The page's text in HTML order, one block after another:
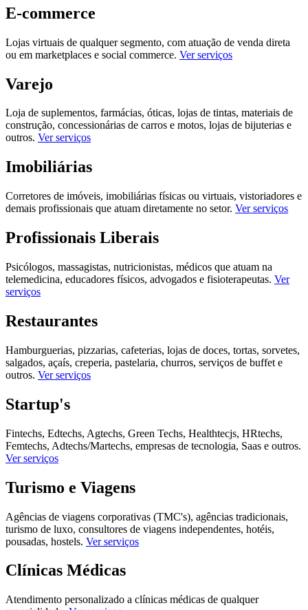
E-commerce
Lojas virtuais de qualquer segmento, com atuação de venda direta
ou em marketplaces e social commerce. Ver serviços
Varejo
Loja de suplementos, farmácias, óticas, lojas de tintas, materiais de
construção, concessionárias de carros e motos, lojas de bijuterias e
outros. Ver serviços
Imobiliárias
Corretores de imóveis, imobiliárias físicas ou virtuais, vistoriadores e
demais profissionais que atuam diretamente no setor. Ver serviços
Profissionais Liberais
Psicólogos, massagistas, nutricionistas, médicos que atuam na
telemedicina, educadores físicos, advogados e fisioterapeutas. Ver
serviços
Restaurantes
Hamburguerias, pizzarias, cafeterias, lojas de doces, tortas, sorvetes,
salgados, açaís, creperia, pastelaria, churros, serviços de buffet e
outros. Ver serviços
Startup's
Fintechs, Edtechs, Agtechs, Green Techs, Healthtecjs, HRtechs,
Femtechs, Adtechs/Martechs, empresas de tecnologia, Saas e outros.
Ver serviços
Turismo e Viagens
Agências de viagens corporativas (TMC's), agências tradicionais,
turismo de luxo, consultores de viagens independentes, hotéis,
pousadas, hostels. Ver serviços
Clínicas Médicas
Atendimento personalizado a clínicas médicas de qualquer